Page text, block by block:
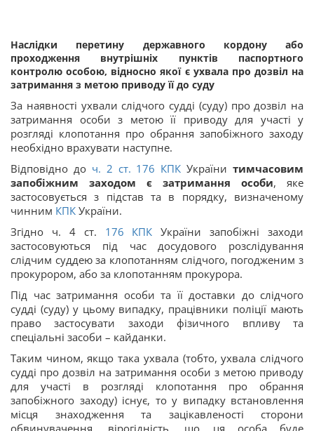
Наслідки перетину державного кордону або
проходження внутрішніх пунктів паспортного
контролю особою, відносно якої є ухвала про дозвіл на
затримання з метою приводу її до суду
За наявності ухвали слідчого судді (суду) про дозвіл на
затримання особи з метою її приводу для участі у
розгляді клопотання про обрання запобіжного заходу
необхідно врахувати наступне.
Відповідно до ч. 2 ст. 176 КПК України тимчасовим
запобіжним заходом є затримання особи, яке
застосовується з підстав та в порядку, визначеному
чинним КПК України.
Згідно ч. 4 ст. 176 КПК України запобіжні заходи
застосовуються під час досудового розслідування
слідчим суддею за клопотанням слідчого, погодженим з
прокурором, або за клопотанням прокурора.
Під час затримання особи та її доставки до слідчого
судді (суду) у цьому випадку, працівники поліції мають
право застосувати заходи фізичного впливу та
спеціальні засоби – кайданки.
Таким чином, якщо така ухвала (тобто, ухвала слідчого
судді про дозвіл на затримання особи з метою приводу
для участі в розгляді клопотання про обрання
запобіжного заходу) існує, то у випадку встановлення
місця знаходження та зацікавленості сторони